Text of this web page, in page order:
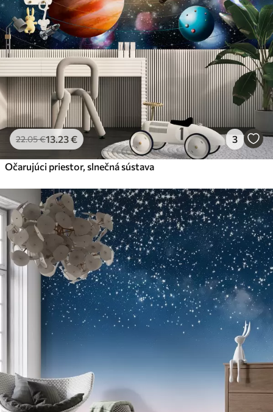
56.6734 .00€/m²
Prémiový vinyl
65.0039.00€/m²
Peel and Stick
81.67 .00 /m²
22.05€13.23€ 3
Očarujúci priestor, slnečná sústava